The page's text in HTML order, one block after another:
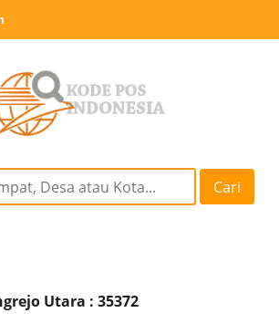
Cari
Utara : 35372